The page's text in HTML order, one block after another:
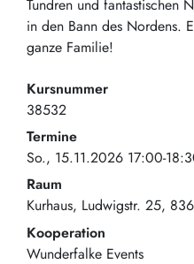
Tundren und fantastischen
in den Bann des Nordens.
ganze Familie!
Kursnummer
38532
Termine
So., 15.11.2026 17:00-
Raum
Kurhaus Ludwigstr. 25
Kooperation
Wunderfalke Events